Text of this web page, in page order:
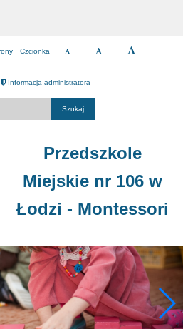
Czcionka
Informacja administratora
Przedszkole
Miejskie nr 106 w
Łodzi - Montessori